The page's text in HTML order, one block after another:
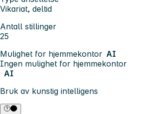
Vikariat, deltid
Antall stillinger
25
Mulighet for hjemmekontor AI
Ingen mulighet for hjemmekontor
AI
Bruk av kunstig intelligens